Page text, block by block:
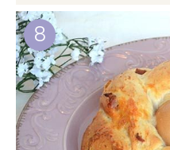
8